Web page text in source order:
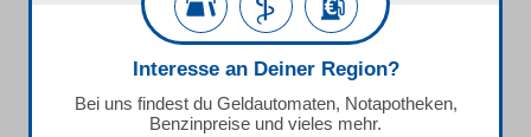
Interesse an Deiner Region?
Bei uns findest du Geldautomaten, Notapotheken,
Benzinpreise und vieles mehr.